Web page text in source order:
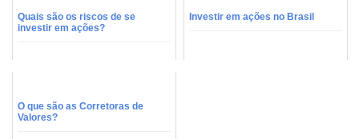
Quais são os riscos de se
investir em ações?
Investir em ações no Brasil
O que são as Corretoras de
Valores?